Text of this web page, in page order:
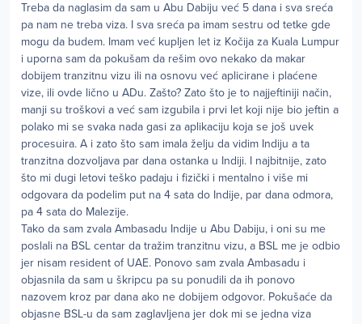
Treba da naglasim da sam u Abu Dabiju već 5 dana i sva sreća
pa nam ne treba viza. I sva sreća pa imam sestru od tetke gde
mogu da budem. Imam već kupljen let iz Kočija za Kuala Lumpur
i uporna sam da pokušam da rešim ovo nekako da makar
dobijem tranzitnu vizu ili na osnovu već aplicirane i plaćene
vize, ili ovde lično u ADu. Zašto? Zato što je to najjeftiniji način,
manji su troškovi a već sam izgubila i prvi let koji nije bio jeftin a
polako mi se svaka nada gasi za aplikaciju koja se još uvek
procesuira. A i zato što sam imala želju da vidim Indiju a ta
tranzitna dozvoljava par dana ostanka u Indiji. I najbitnije, zato
što mi dugi letovi teško padaju i fizički i mentalno i više mi
odgovara da podelim put na 4 sata do Indije, par dana odmora,
pa 4 sata do Malezije.
Tako da sam zvala Ambasadu Indije u Abu Dabiju, i oni su me
poslali na BSL centar da tražim tranzitnu vizu, a BSL me je odbio
jer nisam resident of UAE. Ponovo sam zvala Ambasadu i
objasnila da sam u škripcu pa su ponudili da ih ponovo
nazovem kroz par dana ako ne dobijem odgovor. Pokušaće da
objasne BSL-u da sam zaglavljena jer dok mi se jedna viza